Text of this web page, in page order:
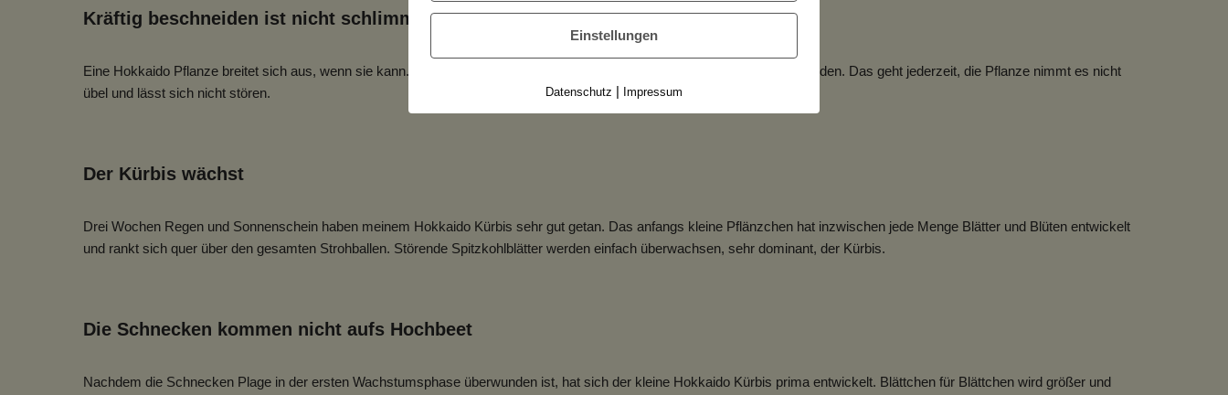
Kräftig beschneiden ist nicht schlimm
Eine Hokkaido Pflanze breitet sich aus, wenn sie kann. Wer also den Platz begrenzen möchte, muss einfach beherzt schneiden. Das geht jederzeit, die Pflanze nimmt es nicht
übel und lässt sich nicht stören.
Der Kürbis wächst
Drei Wochen Regen und Sonnenschein haben meinem Hokkaido Kürbis sehr gut getan. Das anfangs kleine Pflänzchen hat inzwischen jede Menge Blätter und Blüten entwickelt
und rankt sich quer über den gesamten Strohballen. Störende Spitzkohlblätter werden einfach überwachsen, sehr dominant, der Kürbis.
Die Schnecken kommen nicht aufs Hochbeet
Nachdem die Schnecken Plage in der ersten Wachstumsphase überwunden ist, hat sich der kleine Hokkaido Kürbis prima entwickelt. Blättchen für Blättchen wird größer und
Einstellungen
Datenschutz | Impressum